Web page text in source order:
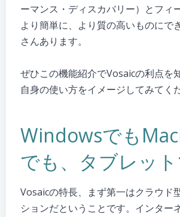
ーマンス・ディスカバリー）とフィ
より簡単に、より質の高いものにで
さんあります。
ぜひこの機能紹介でVosaicの利点を
自身の使い方をイメージしてみてく
Windowsでも
でも、タブレッ
Vosaicの特長、まず第一はクラウド
ションだということです。インター